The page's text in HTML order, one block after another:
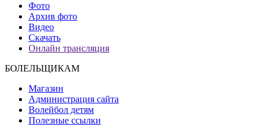
Фото
Архив фото
Видео
Скачать
Онлайн трансляция
БОЛЕЛЬЩИКАМ
Магазин
Администрация сайта
Волейбол детям
Полезные ссылки